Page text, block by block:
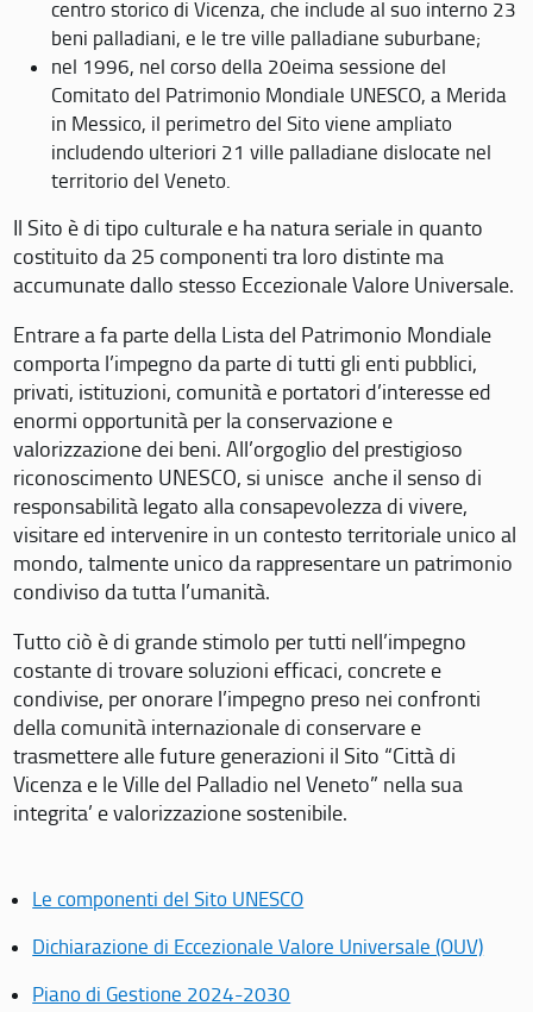
centro storico di Vicenza, che include al suo interno 23
beni palladiani, e le tre ville palladiane suburbane;
nel 1996, nel corso della 20eima sessione del
Comitato del Patrimonio Mondiale UNESCO, a Merida
in Messico, il perimetro del Sito viene ampliato
includendo ulteriori 21 ville palladiane dislocate nel
territorio del Veneto.
Il Sito è di tipo culturale e ha natura seriale in quanto
costituito da 25 componenti tra loro distinte ma
accumunate dallo stesso Eccezionale Valore Universale.
Entrare a fa parte della Lista del Patrimonio Mondiale
comporta l’impegno da parte di tutti gli enti pubblici,
privati, istituzioni, comunità e portatori d’interesse ed
enormi opportunità per la conservazione e
valorizzazione dei beni. All’orgoglio del prestigioso
riconoscimento UNESCO, si unisce anche il senso di
responsabilità legato alla consapevolezza di vivere,
visitare ed intervenire in un contesto territoriale unico al
mondo, talmente unico da rappresentare un patrimonio
condiviso da tutta l’umanità.
Tutto ciò è di grande stimolo per tutti nell’impegno
costante di trovare soluzioni efficaci, concrete e
condivise, per onorare l’impegno preso nei confronti
della comunità internazionale di conservare e
trasmettere alle future generazioni il Sito “Città di
Vicenza e le Ville del Palladio nel Veneto” nella sua
integrita’ e valorizzazione sostenibile.
Le componenti del Sito UNESCO
Dichiarazione di Eccezionale Valore Universale (OUV)
Piano di Gestione 2024-2030